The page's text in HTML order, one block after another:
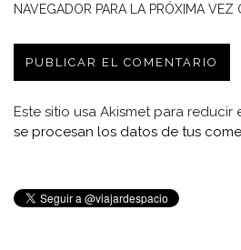
NAVEGADOR PARA LA PRÓXIMA VEZ
Este sitio usa Akismet para reducir
se procesan los datos de tus